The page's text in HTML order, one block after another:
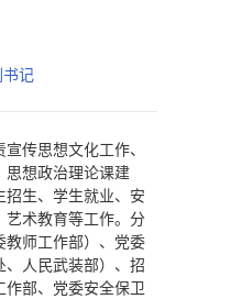
书记
传思想文化工作、
思想政治理论课建
招生、学生就业、安
艺术教育等工作。分
教师工作部）、党委
、人民武装部）、招
作部、党委安全保卫